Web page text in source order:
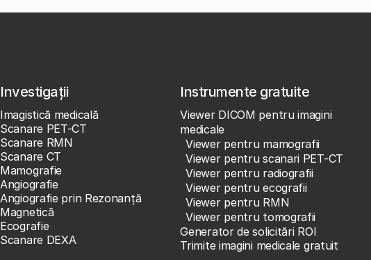
Investigații
Imagistică medicală
Scanare PET-CT
Scanare RMN
Scanare CT
Mamografie
Angiografie
Angiografie prin Rezonanță
Magnetică
Ecografie
Scanare DEXA
Instrumente gratuite
Viewer DICOM pentru imagini
medicale
Viewer pentru mamografii
Viewer pentru scanari PET-CT
Viewer pentru radiografii
Viewer pentru ecografii
Viewer pentru RMN
Viewer pentru tomografii
Generator de solicitări ROI
Trimite imagini medicale gratuit